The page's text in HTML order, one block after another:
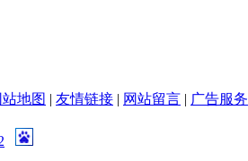
站地图 | 友情链接 | 网站留言 | 广告服务